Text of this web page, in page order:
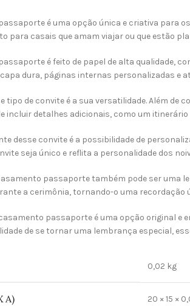
é uma opção única e criativa para
para casais que amam viajar ou que estão
é feito de papel de alta qualidade,
dura, páginas internas personalizadas e
tipo de convite é a sua versatilidade. Além
incluir detalhes adicionais, como um
desse convite é a possibilidade de
seja único e reflita a personalidade dos
passaporte também pode ser
a cerimônia, tornando-o uma recordação
passaporte é uma opção original e
de se tornar uma lembrança especial,
0,02 kg
A) 20 × 15 ×